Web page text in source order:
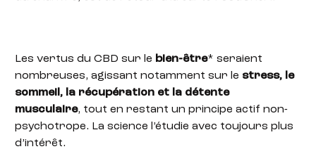
Les vertus du CBD sur le bien-être* seraient
nombreuses, agissant notamment sur le stress, le
sommeil, la récupération et la détente
musculaire, tout en restant un principe actif non-
psychotrope. La science l’étudie avec toujours plus
d’intérêt.